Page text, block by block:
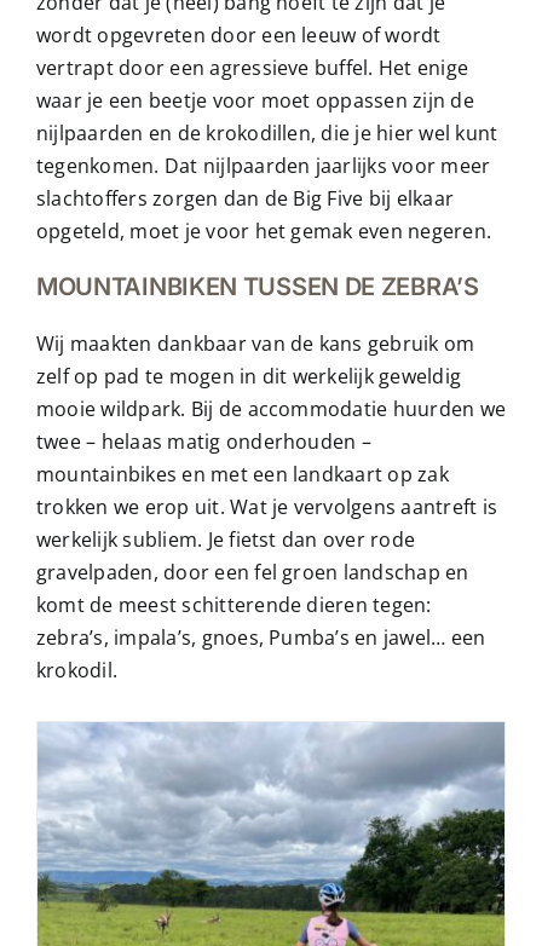
wordt opgevreten door een leeuw of wordt
vertrapt door een agressieve buffel. Het enige
waar je een beetje voor moet oppassen zijn de
nijlpaarden en de krokodillen, die je hier wel kunt
tegenkomen. Dat nijlpaarden jaarlijks voor meer
slachtoffers zorgen dan de Big Five bij elkaar
opgeteld, moet je voor het gemak even negeren.
MOUNTAINBIKEN TUSSEN DE ZEBRA’S
Wij maakten dankbaar van de kans gebruik om
zelf op pad te mogen in dit werkelijk geweldig
mooie wildpark. Bij de accommodatie huurden we
twee – helaas matig onderhouden –
mountainbikes en met een landkaart op zak
trokken we erop uit. Wat je vervolgens aantreft is
werkelijk subliem. Je fietst dan over rode
gravelpaden, door een fel groen landschap en
komt de meest schitterende dieren tegen:
zebra’s, impala’s, gnoes, Pumba’s en jawel… een
krokodil.